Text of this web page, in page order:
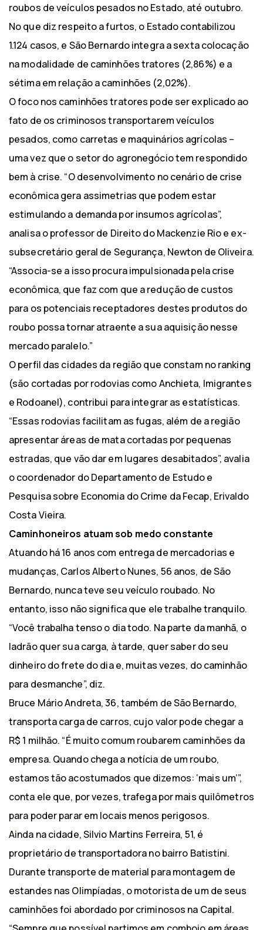
roubos de veículos pesados no Estado, até outubro.
No que diz respeito a furtos, o Estado contabilizou
1.124 casos, e São Bernardo integra a sexta colocação
na modalidade de caminhões tratores (2,86%) e a
sétima em relação a caminhões (2,02%).
O foco nos caminhões tratores pode ser explicado ao
fato de os criminosos transportarem veículos
pesados, como carretas e maquinários agrícolas –
uma vez que o setor do agronegócio tem respondido
bem à crise. “O desenvolvimento no cenário de crise
econômica gera assimetrias que podem estar
estimulando a demanda por insumos agrícolas”,
analisa o professor de Direito do Mackenzie Rio e ex-
subsecretário geral de Segurança, Newton de Oliveira.
“Associa-se a isso procura impulsionada pela crise
econômica, que faz com que a redução de custos
para os potenciais receptadores destes produtos do
roubo possa tornar atraente a sua aquisição nesse
mercado paralelo.”
O perfil das cidades da região que constam no ranking
(são cortadas por rodovias como Anchieta, Imigrantes
e Rodoanel), contribui para integrar as estatísticas.
“Essas rodovias facilitam as fugas, além de a região
apresentar áreas de mata cortadas por pequenas
estradas, que vão dar em lugares desabitados”, avalia
o coordenador do Departamento de Estudo e
Pesquisa sobre Economia do Crime da Fecap, Erivaldo
Costa Vieira.
Caminhoneiros atuam sob medo constante
Atuando há 16 anos com entrega de mercadorias e
mudanças, Carlos Alberto Nunes, 56 anos, de São
Bernardo, nunca teve seu veículo roubado. No
entanto, isso não significa que ele trabalhe tranquilo.
“Você trabalha tenso o dia todo. Na parte da manhã, o
ladrão quer sua carga, à tarde, quer saber do seu
dinheiro do frete do dia e, muitas vezes, do caminhão
para desmanche”, diz.
Bruce Mário Andreta, 36, também de São Bernardo,
transporta carga de carros, cujo valor pode chegar a
R$ 1 milhão. “É muito comum roubarem caminhões da
empresa. Quando chega a notícia de um roubo,
estamos tão acostumados que dizemos: ‘mais um’”,
conta ele que, por vezes, trafega por mais quilômetros
para poder parar em locais menos perigosos.
Ainda na cidade, Silvio Martins Ferreira, 51, é
proprietário de transportadora no bairro Batistini.
Durante transporte de material para montagem de
estandes nas Olimpíadas, o motorista de um de seus
caminhões foi abordado por criminosos na Capital.